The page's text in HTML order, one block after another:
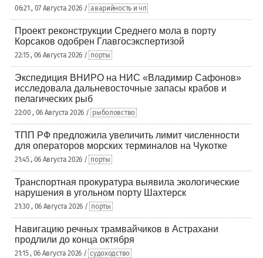
06:21 , 07 Августа 2026 / аварийность и чп
Проект реконструкции Среднего мола в порту
Корсаков одобрен Главгосэкспертизой
22:15 , 06 Августа 2026 / порты
Экспедиция ВНИРО на НИС «Владимир Сафонов»
исследовала дальневосточные запасы крабов и
пелагических рыб
22:00 , 06 Августа 2026 / рыболовство
ТПП РФ предложила увеличить лимит численности
для операторов морских терминалов на Чукотке
21:45 , 06 Августа 2026 / порты
Транспортная прокуратура выявила экологические
нарушения в угольном порту Шахтерск
21:30 , 06 Августа 2026 / порты
Навигацию речных трамвайчиков в Астрахани
продлили до конца октября
21:15 , 06 Августа 2026 / судоходство